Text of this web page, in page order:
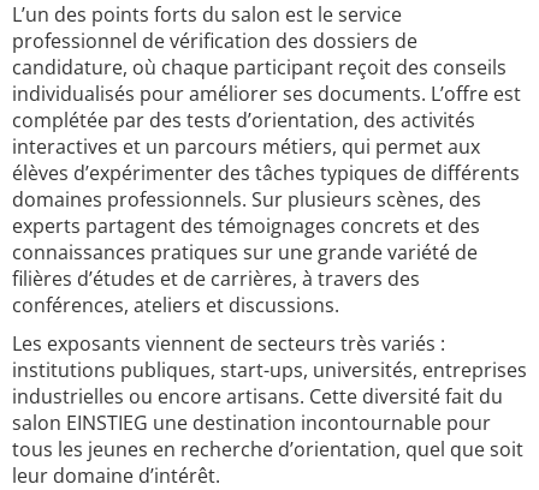
L’un des points forts du salon est le service
professionnel de vérification des dossiers de
candidature, où chaque participant reçoit des conseils
individualisés pour améliorer ses documents. L’offre est
complétée par des tests d’orientation, des activités
interactives et un parcours métiers, qui permet aux
élèves d’expérimenter des tâches typiques de différents
domaines professionnels. Sur plusieurs scènes, des
experts partagent des témoignages concrets et des
connaissances pratiques sur une grande variété de
filières d’études et de carrières, à travers des
conférences, ateliers et discussions.
Les exposants viennent de secteurs très variés :
institutions publiques, start-ups, universités, entreprises
industrielles ou encore artisans. Cette diversité fait du
salon EINSTIEG une destination incontournable pour
tous les jeunes en recherche d’orientation, quel que soit
leur domaine d’intérêt.